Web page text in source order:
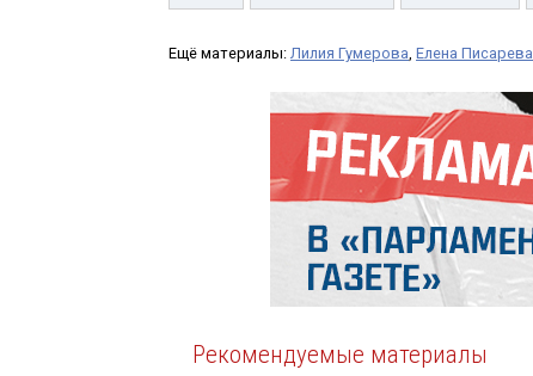
Ещё материалы: Лилия Гумерова Елена Писарева
Рекомендуемые материалы